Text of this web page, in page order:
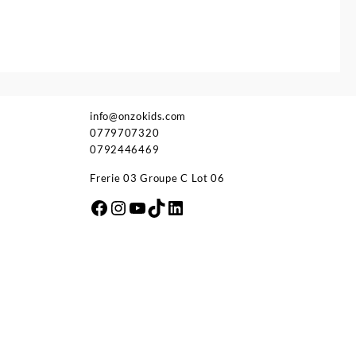
info@onzokids.com
0779707320
0792446469
Frerie 03 Groupe C Lot 06
Facebook
Instagram
YouTube
TikTok
LinkedIn